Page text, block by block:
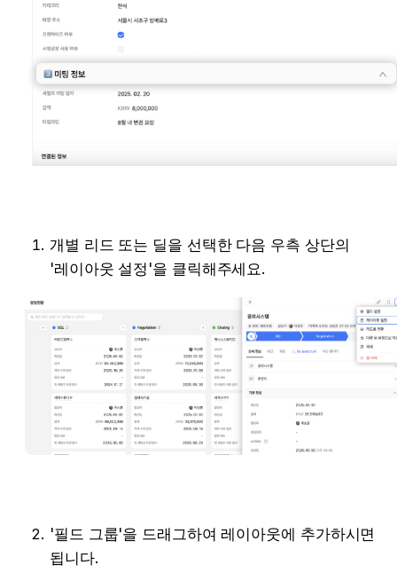
개별 리드 또는 딜을 선택한 다음 우측 상단의
'레이아웃 설정'을 클릭해주세요.
'필드 그룹'을 드래그하여 레이아웃에 추가하시면
됩니다.